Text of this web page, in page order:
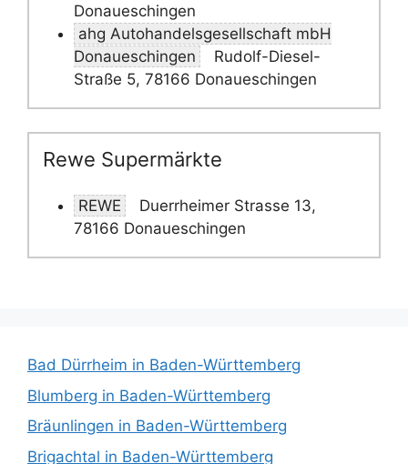
Donaueschingen
ahg Autohandelsgesellschaft mbH
Donaueschingen
Rudolf-Diesel-
Straße 5, 78166 Donaueschingen
Rewe Supermärkte
REWE
Duerrheimer Strasse 13,
78166 Donaueschingen
Bad Dürrheim in Baden-Württemberg
Blumberg in Baden-Württemberg
Bräunlingen in Baden-Württemberg
Brigachtal in Baden-Württemberg